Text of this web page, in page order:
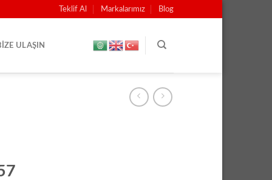
Teklif Al Markalarımız Blog
ULAŞIN